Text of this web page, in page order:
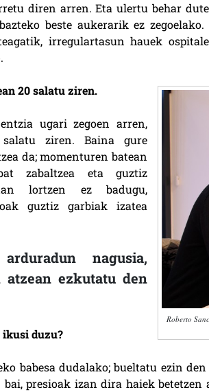
diren arren. Eta ulertu behar
beste aukerarik ez
irregulartasun hauek
Roberto
20 salatu ziren.
ugari zegoen arren,
ziren. Baina gure
da; momenturen batean
zabaltzea eta guztiz
lortzen ez badugu,
guztiz garbiak izatea
nagusia,
atzean ezkutatu den
duzu?
babesa dudalako; bueltatu ezin
presioak izan dira haiek